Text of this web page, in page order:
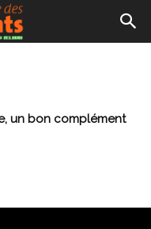
un bon complément